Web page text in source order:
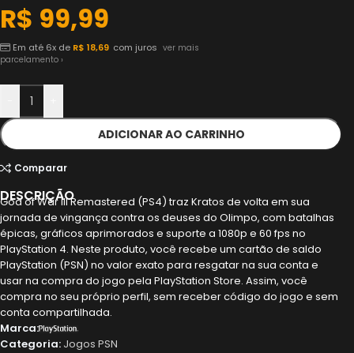
R$ 99,99
Em até 6x de R$ 18,69 com juros ver mais
parcelamento ›
ADICIONAR AO CARRINHO
Comparar
DESCRIÇÃO
God of War III Remastered (PS4) traz Kratos de volta em sua
jornada de vingança contra os deuses do Olimpo, com batalhas
épicas, gráficos aprimorados e suporte a 1080p e 60 fps no
PlayStation 4. Neste produto, você recebe um cartão de saldo
PlayStation (PSN) no valor exato para resgatar na sua conta e
usar na compra do jogo pela PlayStation Store. Assim, você
compra no seu próprio perfil, sem receber código do jogo e sem
conta compartilhada.
Marca:
Categoria: Jogos PSN